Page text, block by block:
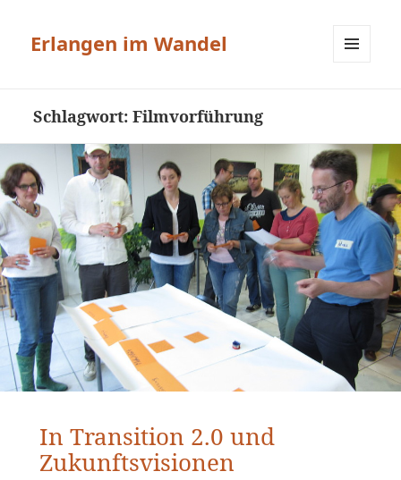
Erlangen im Wandel
Schlagwort:Filmvorführung
In Transition 2.0 und
Zukunftsvisionen